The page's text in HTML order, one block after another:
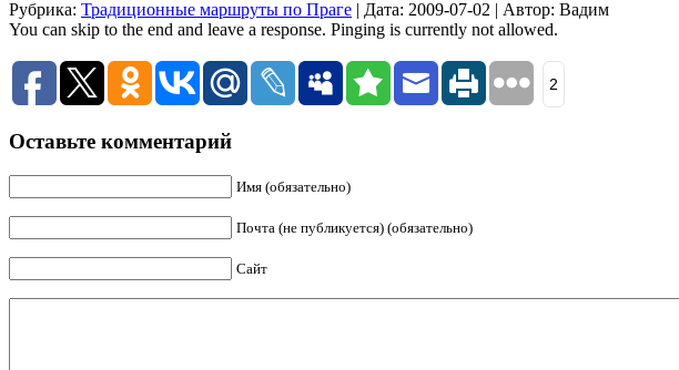
Рубрика: Традиционные маршруты по Праге | Дата: 2009-07-02 | Автор: Вадим
You can skip to the end and leave a response. Pinging is currently not allowed.
2
Оставьте комментарий
Имя (обязательно)
Почта (не публикуется) (обязательно)
Сайт